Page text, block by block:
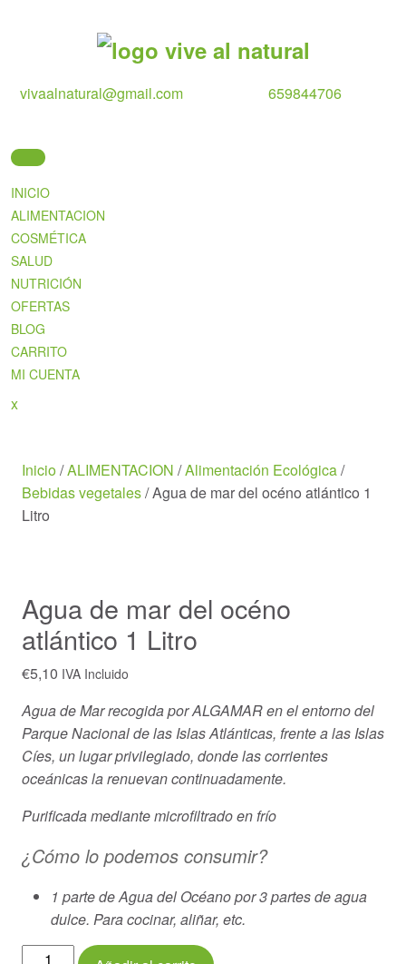
vivaalnatural@gmail.com
659844706
INICIO
ALIMENTACION
COSMÉTICA
SALUD
NUTRICIÓN
OFERTAS
BLOG
CARRITO
MI CUENTA
xClose
Inicio/ALIMENTACION /Alimentación Ecológica/
Bebidas vegetales/ Agua de mar del océno atlántico 1
Litro
Agua de mar del océno
atlántico 1 Litro
€5,10 IVA Incluido
Agua de Mar recogida por ALGAMAR en el entorno del
Parque Nacional de las Islas Atlánticas, frente a las Islas
Cíes, un lugar privilegiado, donde las corrientes
oceánicas la renuevan continuadamente.
Purificada mediante microfiltrado en frío
¿Cómo lo podemos consumir?
1 parte de Agua del Océano por 3 partes de agua
dulce. Para cocinar, aliñar, etc.
Agua